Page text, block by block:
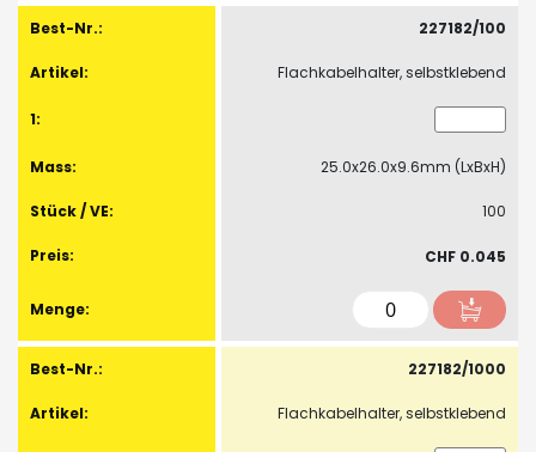
227182/100
Flachkabelhalter, selbstklebend
25.0x26.0x9.6mm (LxBxH)
100
CHF 0.045
227182/1000
Flachkabelhalter, selbstklebend